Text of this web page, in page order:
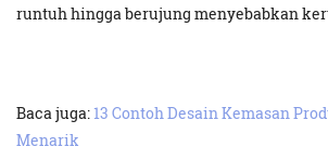
runtuh hingga berujung menyebabkan
Baca juga: 13 Contoh Desain Kemasan
Menarik